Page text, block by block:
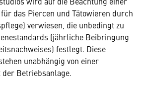
das Piercen und Tätowieren durch
verwiesen, die unbedingt zu
(jährliche Beibringung
festlegt. Diese
unabhängig von einer
Betriebsanlage.